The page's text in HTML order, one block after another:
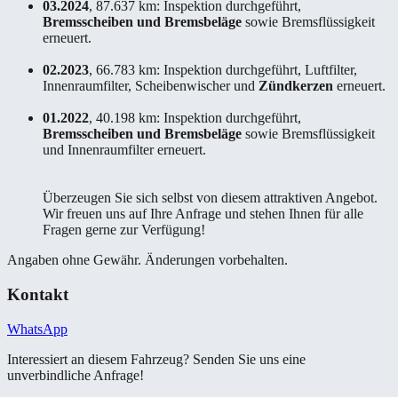
03.2024, 87.637 km: Inspektion durchgeführt,
Bremsscheiben und Bremsbeläge sowie Bremsflüssigkeit
erneuert.
02.2023, 66.783 km: Inspektion durchgeführt, Luftfilter,
Innenraumfilter, Scheibenwischer und Zündkerzen erneuert.
01.2022, 40.198 km: Inspektion durchgeführt,
Bremsscheiben und Bremsbeläge sowie Bremsflüssigkeit
und Innenraumfilter erneuert.
Überzeugen Sie sich selbst von diesem attraktiven Angebot.
Wir freuen uns auf Ihre Anfrage und stehen Ihnen für alle
Fragen gerne zur Verfügung!
Angaben ohne Gewähr. Änderungen vorbehalten.
Kontakt
WhatsApp
Interessiert an diesem Fahrzeug? Senden Sie uns eine
unverbindliche Anfrage!